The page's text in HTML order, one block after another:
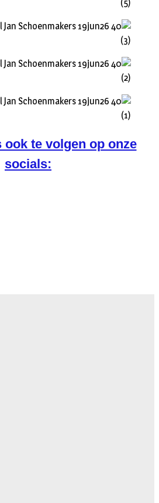
ook te volgen op onze
socials: